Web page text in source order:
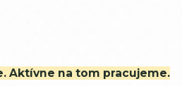
Aktívne na tom pracujeme.